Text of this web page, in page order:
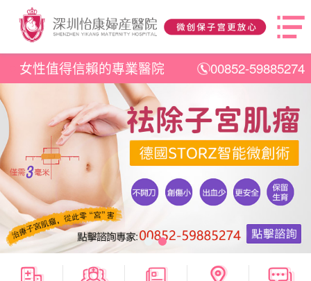
女性值得信賴的專業醫院 00852-59885274